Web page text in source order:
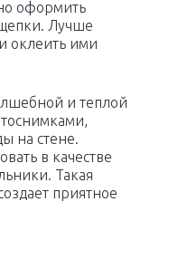
оформить
Лучше
оклеить ими
и теплой
на стене.
в качестве
Такая
приятное